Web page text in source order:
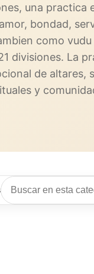
una practica
bondad,
como
divisiones. La
de altares,
y